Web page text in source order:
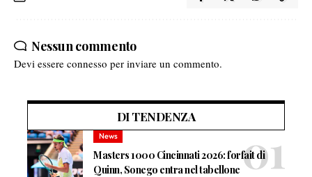
Nessun commento
Devi essere connesso per inviare un commento.
DI TENDENZA
News
Masters 1000 Cincinnati 2026: forfait di
Quinn, Sonego entra nel tabellone